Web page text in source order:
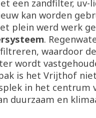
een zandfilter,
kan worden
plein werd werk
.
waardoor
wordt
is het Vrijthof
in het centrum
duurzaam en